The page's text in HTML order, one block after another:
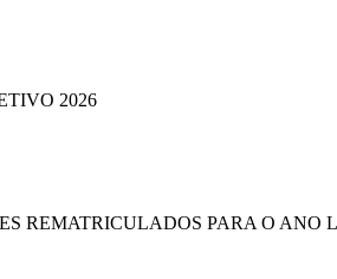
2026
REMATRICULADOS PARA O ANO